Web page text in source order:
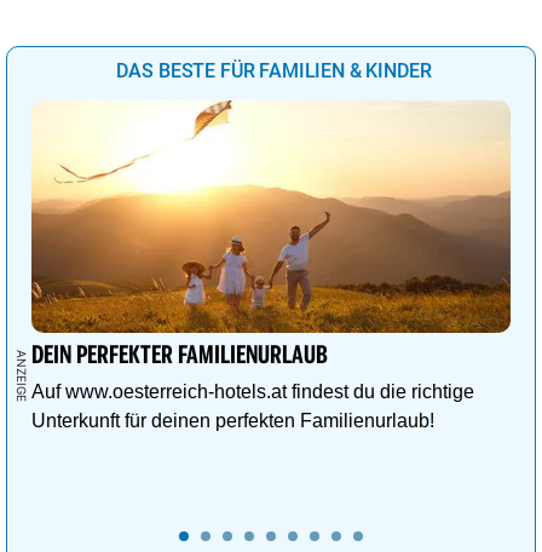
DAS BESTE FÜR FAMILIEN & KINDER
DEIN PERFEKTER FAMILIENURLAUB
Auf www.oesterreich-hotels.at findest du die richtige
Unterkunft für deinen perfekten Familienurlaub!